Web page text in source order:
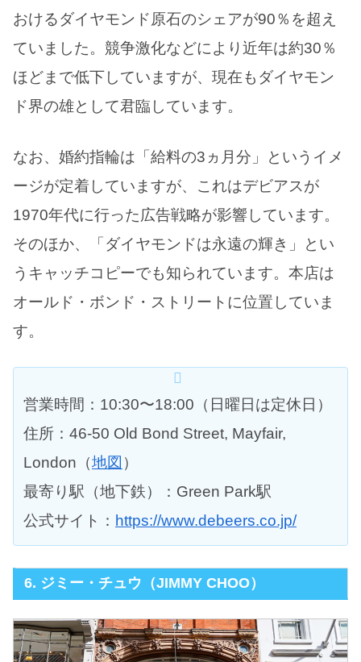
おけるダイヤモンド原石のシェアが90％を超え
ていました。競争激化などにより近年は約30％
ほどまで低下していますが、現在もダイヤモン
ド界の雄として君臨しています。
なお、婚約指輪は「給料の3ヵ月分」というイメ
ージが定着していますが、これはデビアスが
1970年代に行った広告戦略が影響しています。
そのほか、「ダイヤモンドは永遠の輝き」とい
うキャッチコピーでも知られています。本店は
オールド・ボンド・ストリートに位置していま
す。
営業時間：10:30〜18:00（日曜日は定休日）
住所：46-50 Old Bond Street, Mayfair,
London（地図 ）
最寄り駅（地下鉄）：Green Park駅
公式サイト： https://www.debeers.co.jp/
6. ジミー・チュウ（JIMMY CHOO）